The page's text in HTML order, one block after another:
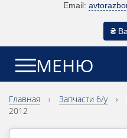
Email:
₴
МЕНЮ
Главная › Запчасти б/у ›
2012